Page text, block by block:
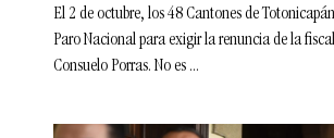
El 2 de octubre, los 48 Cantones de
Paro Nacional para exigir la renuncia de la
Consuelo Porras. No es